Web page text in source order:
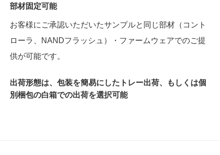
部材固定可能
お客様にご承認いただいたサンプルと同じ部材（コント
ローラ、NANDフラッシュ）・ファームウェアでのご提
供が可能です。
出荷形態は、包装を簡易にしたトレー出荷、もしくは個
別梱包の白箱での出荷を選択可能